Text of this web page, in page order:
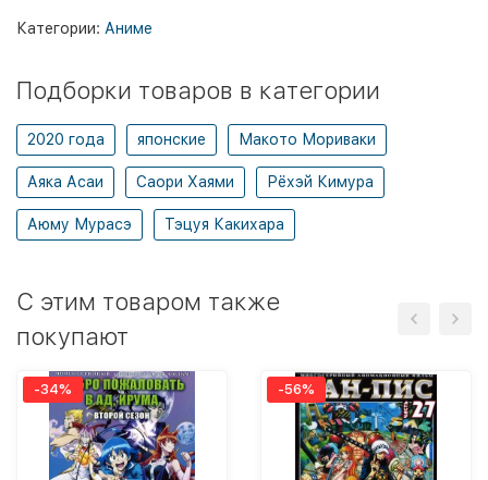
Категории: Аниме
Подборки товаров в категории
2020 года японские Макото Мориваки
Аяка Асаи Саори Хаями Рёхэй Кимура
Аюму Мурасэ Тэцуя Какихара
C этим товаром также
покупают
-34% -56%